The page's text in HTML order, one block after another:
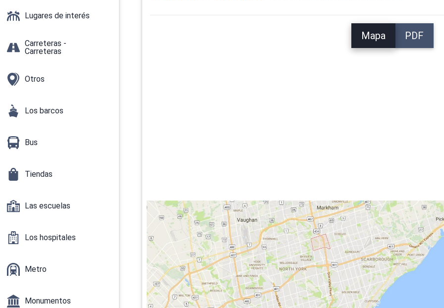
Lugares de interés
Carreteras -
Carreteras
Otros
Los barcos
Bus
Tiendas
Las escuelas
Los hospitales
Metro
Monumentos
Mapa PDF